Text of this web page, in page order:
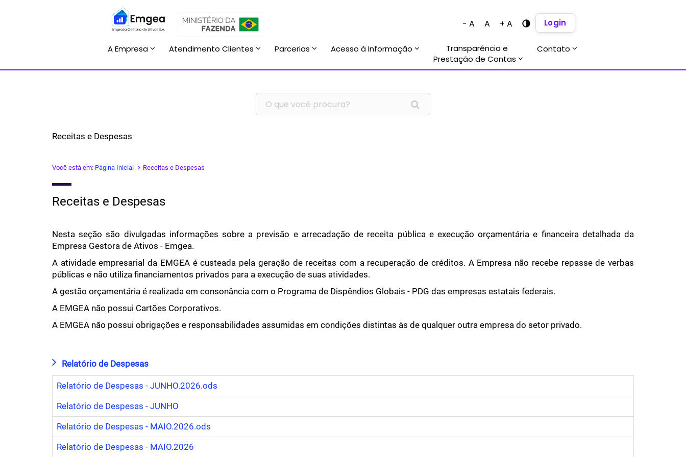
A Empresa Atendimento Clientes Parcerias Acesso à Informação
Transparência e
Prestação de Contas
Contato
- A A + A Login
Receitas e Despesas
Você está em: Página Inicial Receitas e Despesas
Receitas e Despesas
Nesta seção são divulgadas informações sobre a previsão e arrecadação de receita pública e execução orçamentária e financeira detalhada da
Empresa Gestora de Ativos - Emgea.
A atividade empresarial da EMGEA é custeada pela geração de receitas com a recuperação de créditos. A Empresa não recebe repasse de verbas
públicas e não utiliza financiamentos privados para a execução de suas atividades.
A gestão orçamentária é realizada em consonância com o Programa de Dispêndios Globais - PDG das empresas estatais federais.
A EMGEA não possui Cartões Corporativos.
A EMGEA não possui obrigações e responsabilidades assumidas em condições distintas às de qualquer outra empresa do setor privado.
Relatório de Despesas
Relatório de Despesas - JUNHO.2026.ods
Relatório de Despesas - JUNHO
Relatório de Despesas - MAIO.2026.ods
Relatório de Despesas - MAIO.2026